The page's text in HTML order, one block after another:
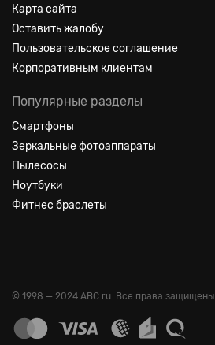
Карта сайта
Оставить жалобу
Пользовательское соглашение
Корпоративным клиентам
Популярные разделы
Смартфоны
Зеркальные фотоаппараты
Пылесосы
Ноутбуки
Фитнес браслеты
© 1998 — 2024 ABC.ru. Все права защищены